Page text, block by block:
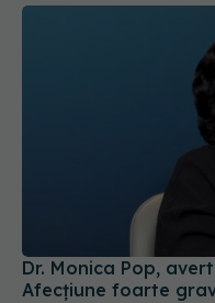
Dr. Monica Pop,
Afecțiune foarte